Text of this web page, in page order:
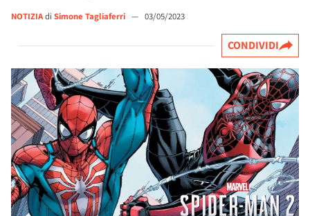
NOTIZIAdi Simone Tagliaferri — 03/05/2023
CONDIVIDI